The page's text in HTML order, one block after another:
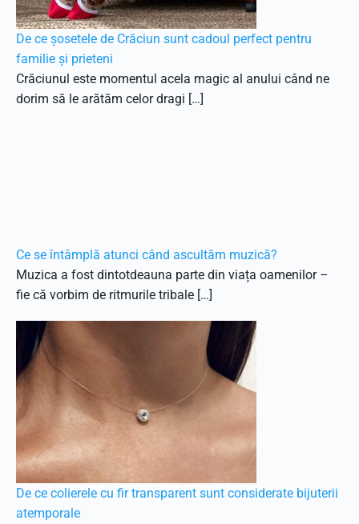
De ce șosetele de Crăciun sunt cadoul perfect pentru
familie și prieteni
Crăciunul este momentul acela magic al anului când ne
dorim să le arătăm celor dragi […]
Ce se întâmplă atunci când ascultăm muzică?
Muzica a fost dintotdeauna parte din viața oamenilor –
fie că vorbim de ritmurile tribale […]
De ce colierele cu fir transparent sunt considerate bijuterii
atemporale